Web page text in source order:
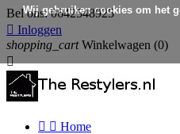
Bel ons:0642548925
 Inloggen
shopping_cart Winkelwagen (0)

  Home
Wij gebruiken cookies om het